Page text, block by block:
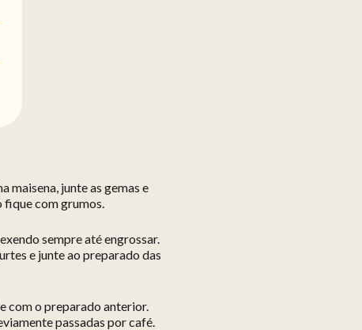
maisena, junte as gemas e
fique com grumos.
sempre até engrossar.
e junte ao preparado das
com o preparado anterior.
passadas por café.